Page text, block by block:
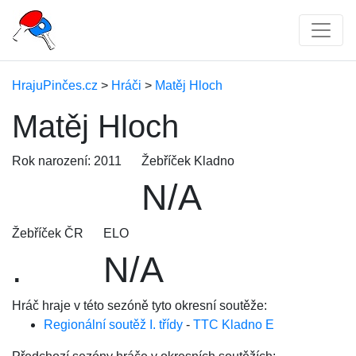
HrajuPinčes.cz > Hráči > Matěj Hloch
Matěj Hloch
Rok narození: 2011 Žebříček Kladno
N/A
Žebříček ČR
.
ELO
N/A
Hráč hraje v této sezóně tyto okresní soutěže:
Regionální soutěž I. třídy - TTC Kladno E